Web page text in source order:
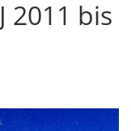
2011 bis